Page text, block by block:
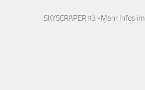
SKYSCRAPER #3 -Mehr Infos im